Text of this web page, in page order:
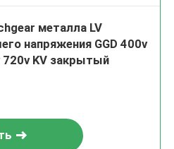
металла LV
напряжения GGD 400v
720v KV закрытый